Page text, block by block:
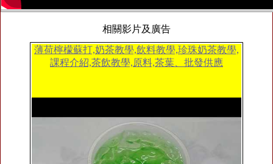
相關影片及廣告
薄荷檸檬蘇打,奶茶教學,飲料教學,珍珠奶茶教學,
課程介紹,茶飲教學,原料,茶葉、批發供應